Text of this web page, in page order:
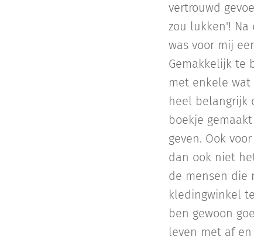
vertrouwd
zou lukken'! Na
was voor mij
Gemakkelijk te
met enkele
heel belangrijk
boekje
geven. Ook
dan ook niet
de mensen die
kledingwinkel
ben gewoon
leven met af